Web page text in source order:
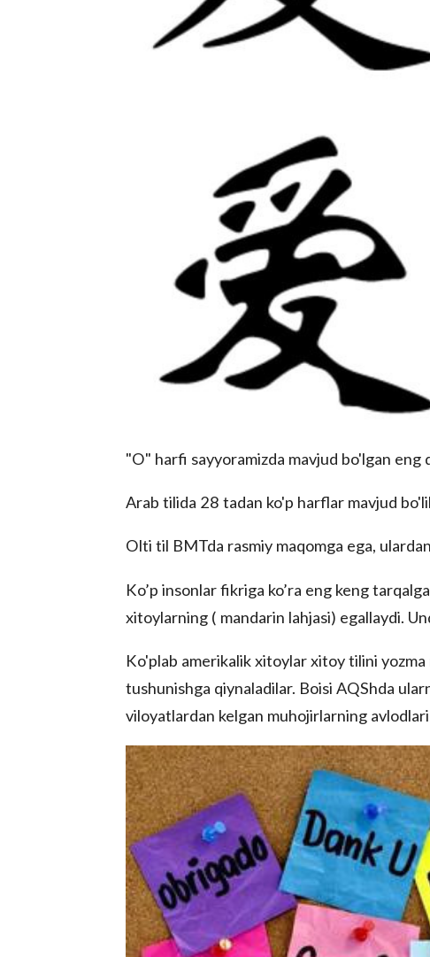
"O" harfi sayyoramizda mavjud bo'lgan eng
Arab tilida 28 tadan ko'p harflar mavjud
Olti til BMTda rasmiy maqomga ega,
Ko’p insonlar fikriga ko’ra eng keng
xitoylarning ( mandarin lahjasi) egallaydi.
Ko'plab amerikalik xitoylar xitoy tilini
tushunishga qiynaladilar. Boisi AQShda
viloyatlardan kelgan muhojirlarning